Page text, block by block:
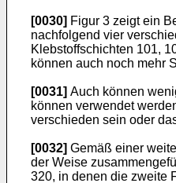
[0030] Figur 3 zeigt ein
nachfolgend vier
Klebstoffschichten 101,
können auch noch mehr
[0031] Auch können
können verwendet
verschieden sein oder
[0032] Gemäß einer
der Weise
320, in denen die zweite